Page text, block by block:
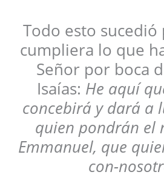
Todo esto sucedió
cumpliera lo que
Señor por boca
Isaías: He aquí
concebirá y dará a
quien pondrán el
Emmanuel, que
con-